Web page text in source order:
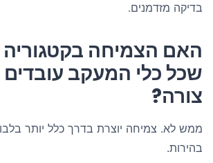
בדיקה מזדמנים.
האם הצמיחה
שכל כלי המעקב
צורה?
ממש לא. צמיחה יוצרת בדרך כלל יותר
בהירות.